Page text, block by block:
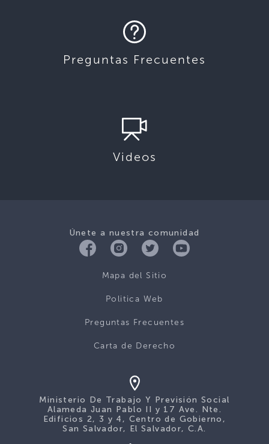
Preguntas Frecuentes
Videos
Únete a nuestra comunidad
Mapa del Sitio
Politica Web
Preguntas Frecuentes
Carta de Derecho
Ministerio De Trabajo Y Previsión Social
Alameda Juan Pablo II y 17 Ave. Nte.
Edificios 2, 3 y 4, Centro de Gobierno,
San Salvador, El Salvador, C.A.